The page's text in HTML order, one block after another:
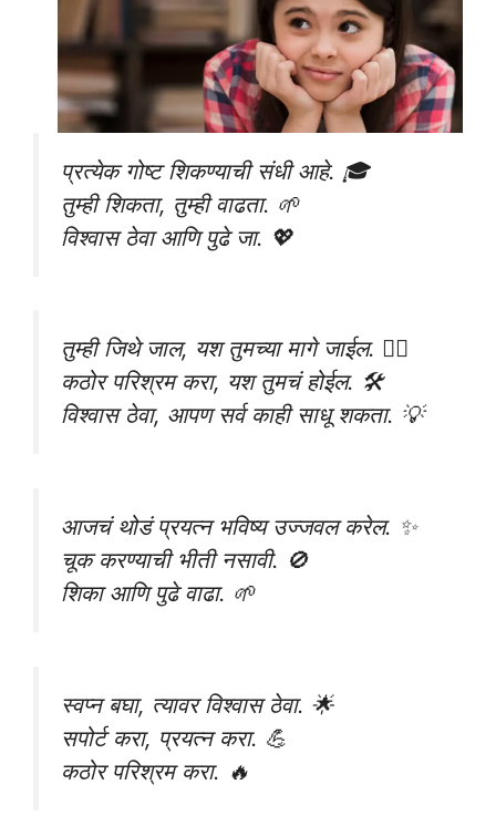
प्रत्येक गोष्ट शिकण्याची संधी आहे. 🎓
तुम्ही शिकता, तुम्ही वाढता. 🌱
विश्वास ठेवा आणि पुढे जा. 💖
तुम्ही जिथे जाल, यश तुमच्या मागे जाईल. 🏃‍♂️
कठोर परिश्रम करा, यश तुमचं होईल. 🛠️
विश्वास ठेवा, आपण सर्व काही साधू शकता. 💡
आजचं थोडं प्रयत्न भविष्य उज्जवल करेल. ✨
चूक करण्याची भीती नसावी. 🚫
शिका आणि पुढे वाढा. 🌱
स्वप्न बघा, त्यावर विश्वास ठेवा. 🌟
सपोर्ट करा, प्रयत्न करा. 💪
कठोर परिश्रम करा. 🔥